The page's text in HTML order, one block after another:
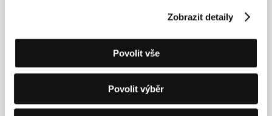
Zobrazit detaily
Povolit vše
Povolit výběr
Van Diemenstraat 100, 1013 CN, Amsterdam
Nizozemsko
Fax: +31 206 261 155
E-mail:info@fortissimo.nl